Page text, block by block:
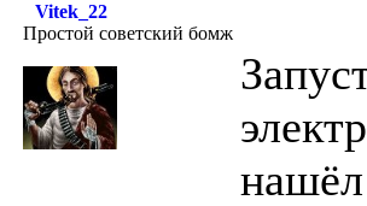
Vitek_22
Простой советский бомж